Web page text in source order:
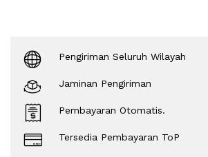
Pengiriman Seluruh Wilayah
Jaminan Pengiriman
Pembayaran Otomatis.
Tersedia Pembayaran ToP